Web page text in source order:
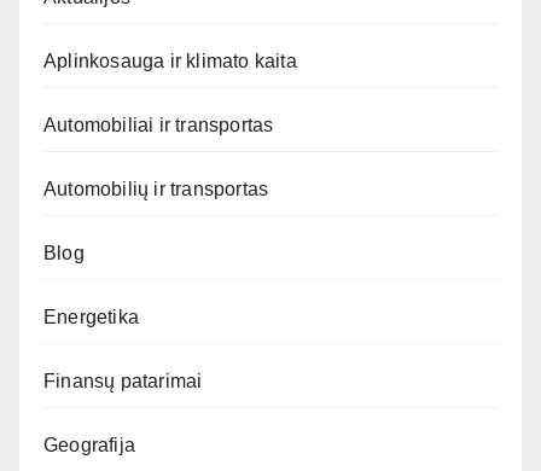
Aplinkosauga ir klimato kaita
Automobiliai ir transportas
Automobilių ir transportas
Blog
Energetika
Finansų patarimai
Geografija